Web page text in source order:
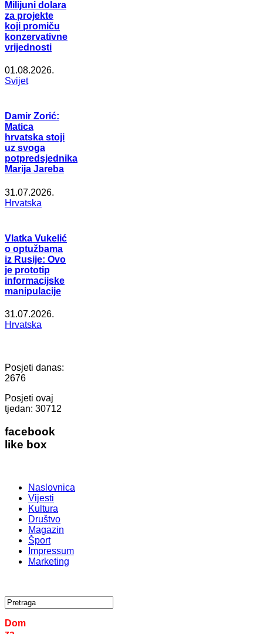
Milijuni dolara
za projekte
koji promiču
konzervativne
vrijednosti
01.08.2026.
Svijet
Damir Zorić:
Matica
hrvatska stoji
uz svoga
potpredsjednika
Marija Jareba
31.07.2026.
Hrvatska
Vlatka Vukelić
o optužbama
iz Rusije: Ovo
je prototip
informacijske
manipulacije
31.07.2026.
Hrvatska
Posjeti danas:
2676
Posjeti ovaj
tjedan: 30712
facebook
like box
Naslovnica
Vijesti
Kultura
Društvo
Magazin
Šport
Impressum
Marketing
Dom